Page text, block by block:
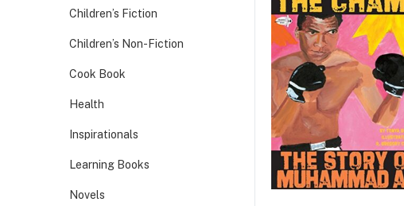
Children’s Fiction
Children’s Non-Fiction
Cook Book
Health
Inspirationals
Learning Books
Novels